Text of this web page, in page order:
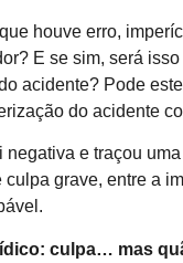
houve erro,
E se sim, será
acidente? Pode
do acidente
negativa e traçou
grave, entre a
culpa… mas